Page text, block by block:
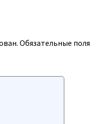
Обязательные поля